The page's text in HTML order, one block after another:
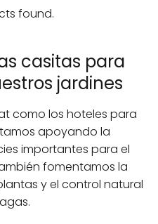
found.
casitas para
jardines
como los hoteles para
apoyando la
importantes para el
fomentamos la
y el control natural